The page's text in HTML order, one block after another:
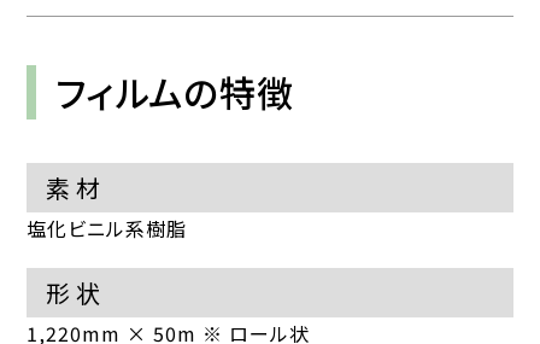
フィルムの特徴
素材
塩化ビニル系樹脂
形状
1,220mm × 50m ※ ロール状